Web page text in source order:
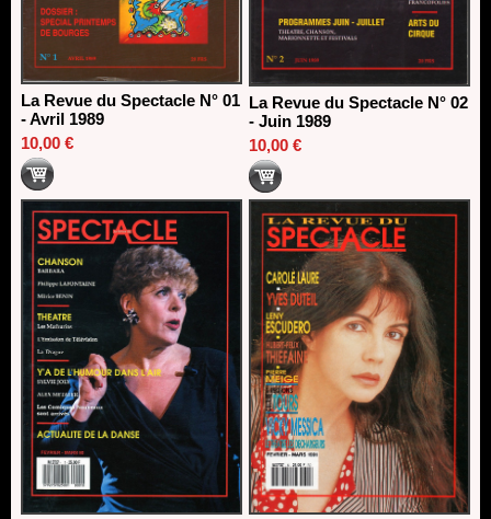
La Revue du Spectacle N° 01
- Avril 1989
10,00 €
La Revue du Spectacle N° 02
- Juin 1989
10,00 €